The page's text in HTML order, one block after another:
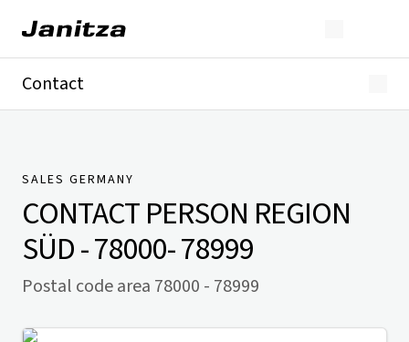
Contact
Presse
SALES GERMANY
CONTACT PERSON REGION
SÜD - 78000- 78999
Postal code area 78000 - 78999